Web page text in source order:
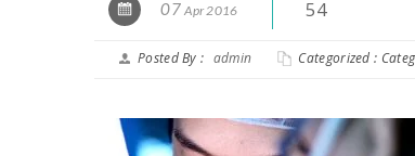
07Apr 2016 54
Posted By : admin Categorized :